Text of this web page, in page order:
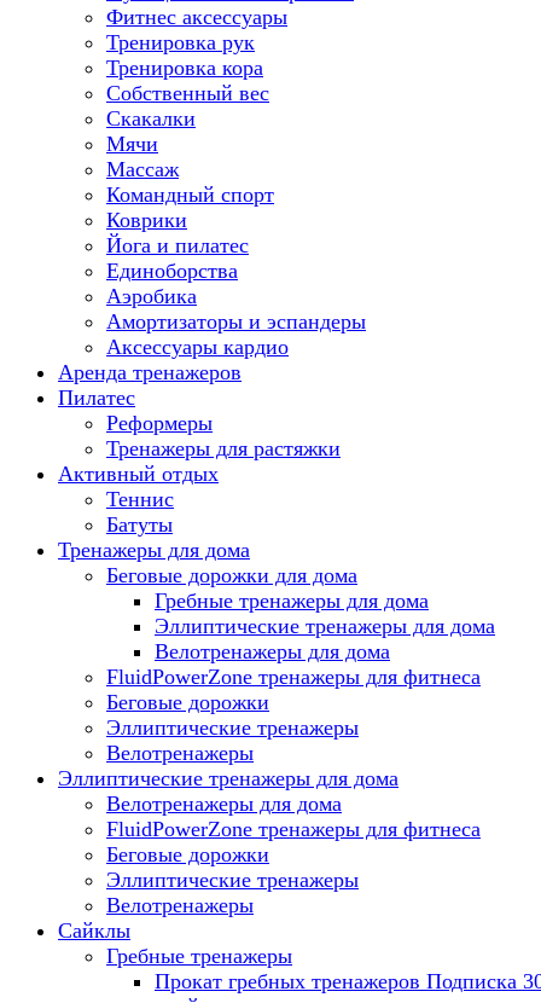
Фитнес аксессуары
Тренировка рук
Тренировка кора
Собственный вес
Скакалки
Мячи
Массаж
Командный спорт
Коврики
Йога и пилатес
Единоборства
Аэробика
Амортизаторы и эспандеры
Аксессуары кардио
Аренда тренажеров
Пилатес
Реформеры
Тренажеры для растяжки
Активный отдых
Теннис
Батуты
Тренажеры для дома
Беговые дорожки для дома
Гребные тренажеры для дома
Эллиптические тренажеры для дома
Велотренажеры для дома
FluidPowerZone тренажеры для фитнеса
Беговые дорожки
Эллиптические тренажеры
Велотренажеры
Эллиптические тренажеры для дома
Велотренажеры для дома
FluidPowerZone тренажеры для фитнеса
Беговые дорожки
Эллиптические тренажеры
Велотренажеры
Сайклы
Гребные тренажеры
Прокат гребных тренажеров Подписка